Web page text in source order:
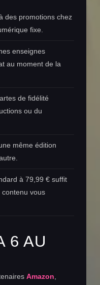
des promotions chez
fixe.
enseignes
au moment de la
de fidélité
ou du
même édition
à 79,99 € suffit
contenu vous
6 AU
Amazon